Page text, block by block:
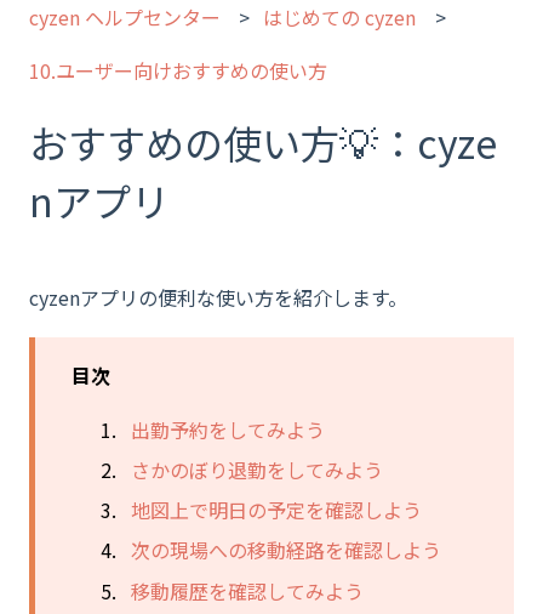
cyzen ヘルプセンター
はじめての cyzen
10.ユーザー向けおすすめの使い方
おすすめの使い方💡：cyze
nアプリ
cyzenアプリの便利な使い方を紹介します。
目次
出勤予約をしてみよう
さかのぼり退勤をしてみよう
地図上で明日の予定を確認しよう
次の現場への移動経路を確認しよう
移動履歴を確認してみよう